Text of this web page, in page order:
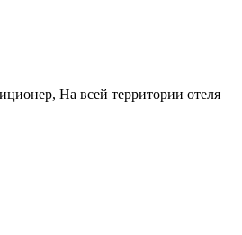
На всей территории отеля